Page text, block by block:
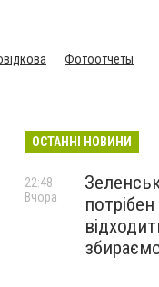
Фотоотчеты
ОСТАННІ НОВИНИ
22:48
Вчора